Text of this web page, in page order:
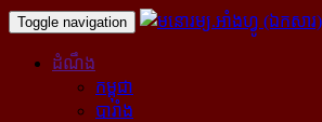
Toggle navigation
ដំណឹង
កម្ពុជា
បារាំង